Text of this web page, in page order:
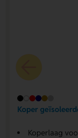
Koper
Koperlaag